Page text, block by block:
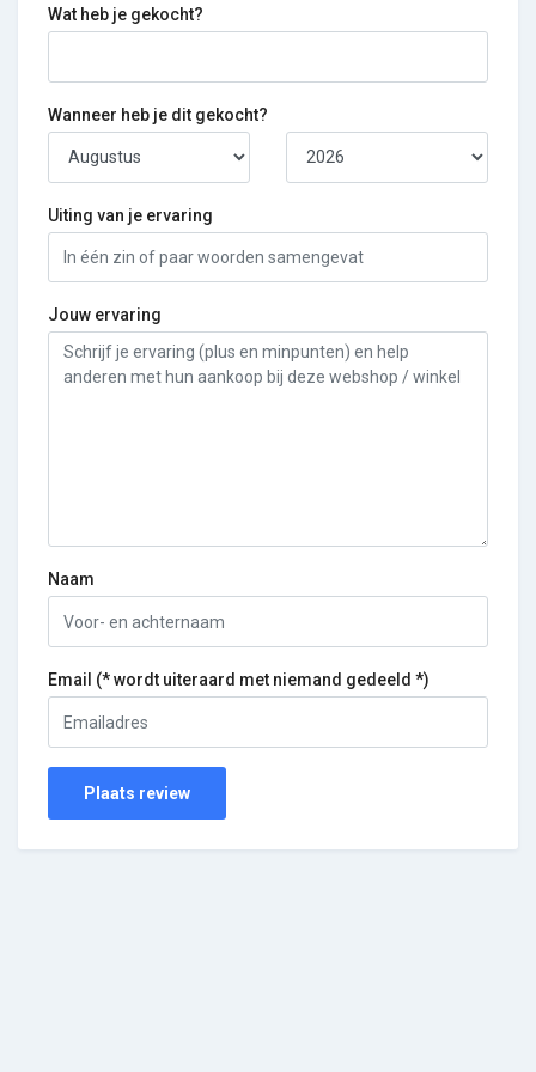
Wat heb je gekocht?
Wanneer heb je dit gekocht?
Uiting van je ervaring
Jouw ervaring
Naam
Email (* wordt uiteraard met niemand gedeeld *)
Plaats review